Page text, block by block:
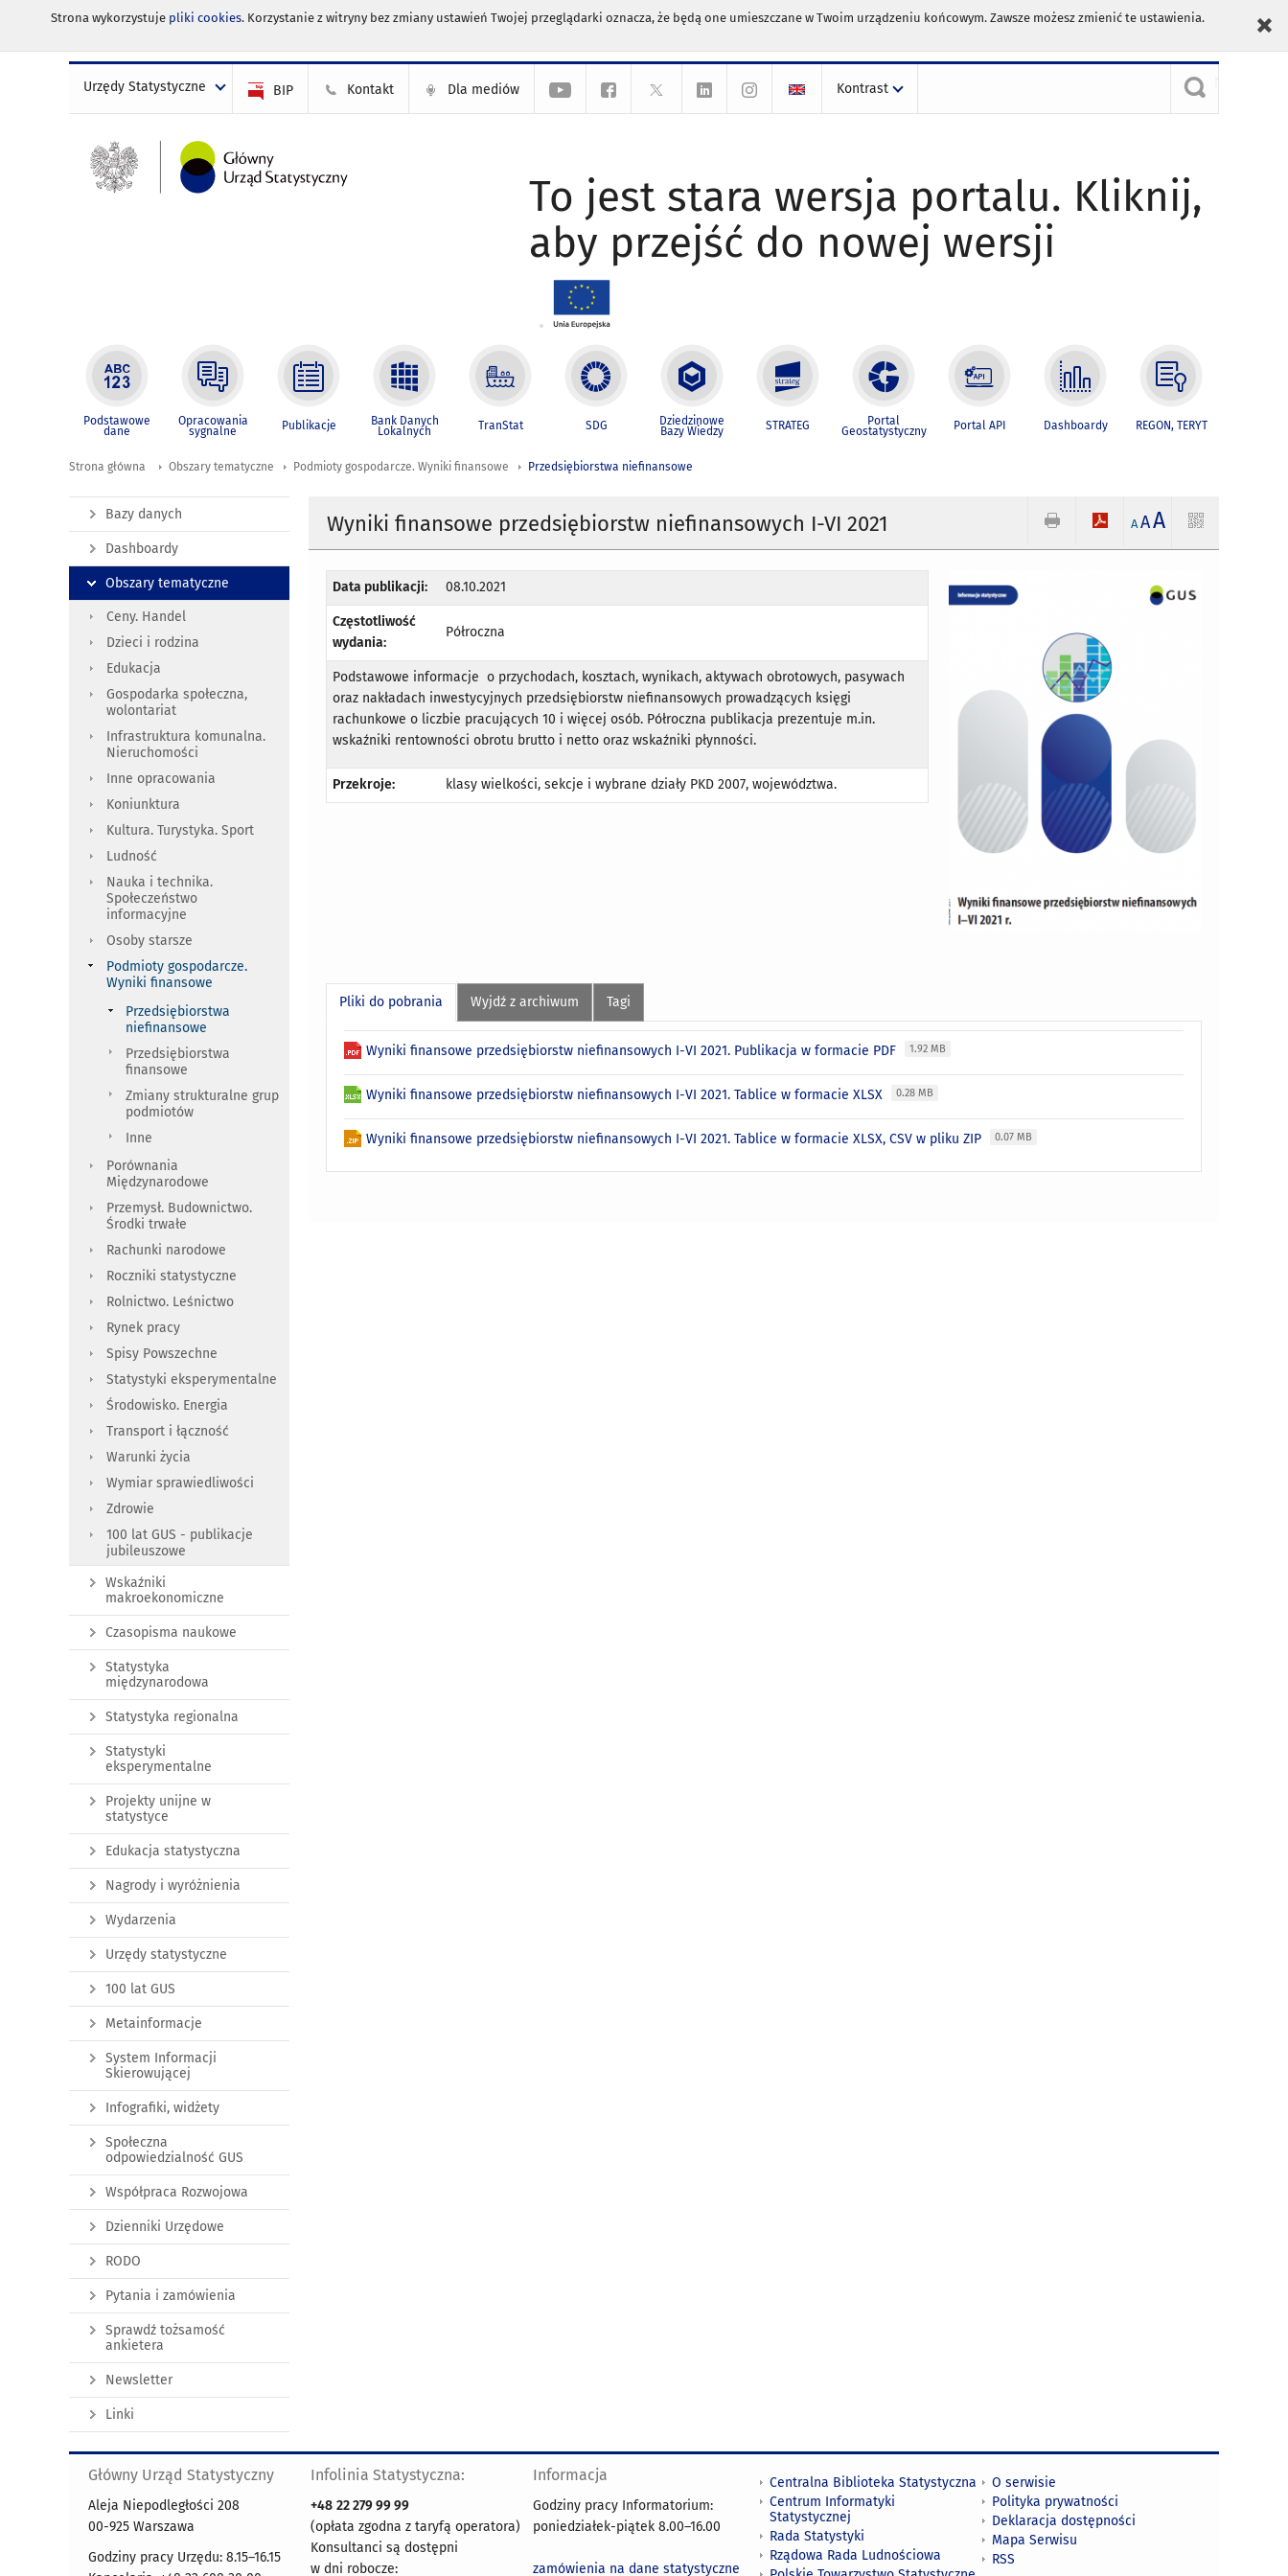
Strona wykorzystuje pliki cookies. Korzystanie z witryny bez zmiany ustawień Twojej przeglądarki oznacza, że będą one umieszczane w Twoim urządzeniu końcowym. Zawsze możesz zmienić te ustawienia.
Urzędy Statystyczne BIP Kontakt Dla mediów Kontrast
To jest stara wersja portalu. Kliknij,
aby przejść do nowej wersji
Podstawowe
dane
Opracowania
sygnalne Publikacje Bank Danych
Lokalnych TranStat SDG Dziedzinowe
Bazy Wiedzy STRATEG Portal
Geostatystyczny Portal API Dashboardy REGON, TERYT
Strona główna Obszary tematyczne Podmioty gospodarcze. Wyniki finansowe Przedsiębiorstwa niefinansowe
Wyniki finansowe przedsiębiorstw niefinansowych I-VI 2021 A AA
Data publikacji: 08.10.2021
Częstotliwość
wydania:
Półroczna
Podstawowe informacje o przychodach, kosztach, wynikach, aktywach obrotowych, pasywach
oraz nakładach inwestycyjnych przedsiębiorstw niefinansowych prowadzących księgi
rachunkowe o liczbie pracujących 10 i więcej osób. Półroczna publikacja prezentuje m.in.
wskaźniki rentowności obrotu brutto i netto oraz wskaźniki płynności.
Przekroje: klasy wielkości, sekcje i wybrane działy PKD 2007, województwa.
Pliki do pobrania Wyjdź z archiwum Tagi
Wyniki finansowe przedsiębiorstw niefinansowych I-VI 2021. Publikacja w formacie PDF 1.92 MB
Wyniki finansowe przedsiębiorstw niefinansowych I-VI 2021. Tablice w formacie XLSX 0.28 MB
Wyniki finansowe przedsiębiorstw niefinansowych I-VI 2021. Tablice w formacie XLSX, CSV w pliku ZIP 0.07 MB
Bazy danych
Dashboardy
Obszary tematyczne
Ceny. Handel
Dzieci i rodzina
Edukacja
Gospodarka społeczna,
wolontariat
Infrastruktura komunalna.
Nieruchomości
Inne opracowania
Koniunktura
Kultura. Turystyka. Sport
Ludność
Nauka i technika.
Społeczeństwo
informacyjne
Osoby starsze
Podmioty gospodarcze.
Wyniki finansowe
Przedsiębiorstwa
niefinansowe
Przedsiębiorstwa
finansowe
Zmiany strukturalne grup
podmiotów
Inne
Porównania
Międzynarodowe
Przemysł. Budownictwo.
Środki trwałe
Rachunki narodowe
Roczniki statystyczne
Rolnictwo. Leśnictwo
Rynek pracy
Spisy Powszechne
Statystyki eksperymentalne
Środowisko. Energia
Transport i łączność
Warunki życia
Wymiar sprawiedliwości
Zdrowie
100 lat GUS - publikacje
jubileuszowe
Wskaźniki
makroekonomiczne
Czasopisma naukowe
Statystyka
międzynarodowa
Statystyka regionalna
Statystyki
eksperymentalne
Projekty unijne w
statystyce
Edukacja statystyczna
Nagrody i wyróżnienia
Wydarzenia
Urzędy statystyczne
100 lat GUS
Metainformacje
System Informacji
Skierowującej
Infografiki, widżety
Społeczna
odpowiedzialność GUS
Współpraca Rozwojowa
Dzienniki Urzędowe
RODO
Pytania i zamówienia
Sprawdź tożsamość
ankietera
Newsletter
Linki
Główny Urząd Statystyczny
Aleja Niepodległości 208
00-925 Warszawa
Godziny pracy Urzędu: 8.15–16.15
Infolinia Statystyczna:
+48 22 279 99 99
(opłata zgodna z taryfą operatora)
Konsultanci są dostępni
w dni robocze:
Informacja
Godziny pracy Informatorium:
poniedziałek-piątek 8.00–16.00
zamówienia na dane statystyczne
Centralna Biblioteka Statystyczna
Centrum Informatyki
Statystycznej
Rada Statystyki
Rządowa Rada Ludnościowa
O serwisie
Polityka prywatności
Deklaracja dostępności
Mapa Serwisu
RSS